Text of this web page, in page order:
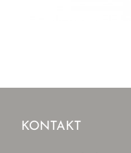
KONTAKT